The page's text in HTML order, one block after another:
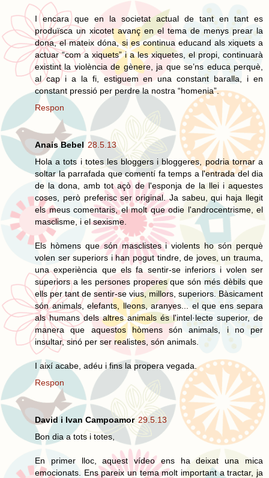
I encara que en la societat actual de tant en tant es
produïsca un xicotet avanç en el tema de menys prear la
dona, el mateix dóna, si es continua educand als xiquets a
actuar “com a xiquets” i a les xiquetes, el propi, continuarà
existint la violència de gènere, ja que se’ns educa perquè,
al cap i a la fi, estiguem en una constant baralla, i en
constant pressió per perdre la nostra “homenia”.
Respon
Anais Bebel 28.5.13
Hola a tots i totes les bloggers i bloggeres, podria tornar a
soltar la parrafada que comentí fa temps a l'entrada del dia
de la dona, amb tot açò de l'esponja de la llei i aquestes
coses, però preferisc ser original. Ja sabeu, qui haja llegit
els meus comentaris, el molt que odie l'androcentrisme, el
masclisme, i el sexisme.
Els hòmens que són masclistes i violents ho són perquè
volen ser superiors i han pogut tindre, de joves, un trauma,
una experiència que els fa sentir-se inferiors i volen ser
superiors a les persones properes que són més dèbils que
ells per tant de sentir-se vius, millors, superiors. Bàsicament
són animals, elefants, lleons, aranyes... el que ens separa
als humans dels altres animals és l'intel·lecte superior, de
manera que aquestos hòmens són animals, i no per
insultar, sinó per ser realistes, són animals.
I així acabe, adéu i fins la propera vegada.
Respon
David i Ivan Campoamor 29.5.13
Bon dia a tots i totes,
En primer lloc, aquest vídeo ens ha deixat una mica
emocionats. Ens pareix un tema molt important a tractar, ja